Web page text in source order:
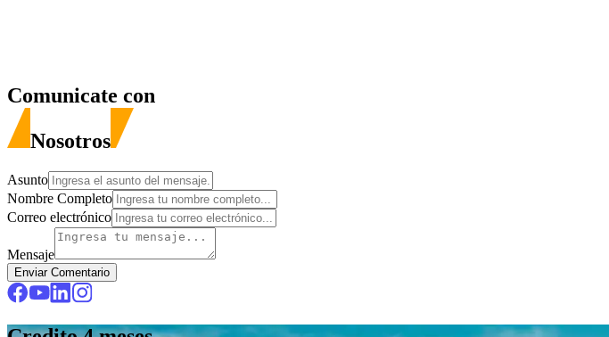
Comunicate con
Nosotros
Asunto
Nombre Completo
Correo electrónico
Mensaje
Enviar Comentario